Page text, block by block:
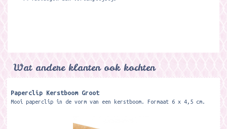
Wat andere klanten ook kochten
Paperclip Kerstboom Groot
Mooi paperclip in de vorm van een kerstboom. Formaat 6 x 4,5 cm.